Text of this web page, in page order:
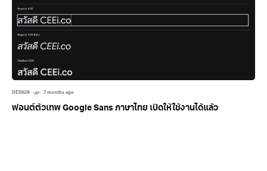
DESIGN 7 months ago
ฟอนต์ตัวเทพ Google Sans ภาษาไทย เปิดให้ใช้งานได้แล้ว